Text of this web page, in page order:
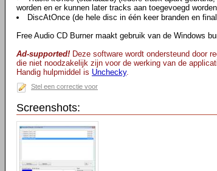
worden en er kunnen later tracks aan toegevoegd
DiscAtOnce (de hele disc in één keer branden en
Free Audio CD Burner maakt gebruik van de Windows
Ad-supported! Deze software wordt ondersteund door
die niet noodzakelijk zijn voor de werking van de
Handig hulpmiddel is Unchecky.
Stel een correctie voor
Screenshots: